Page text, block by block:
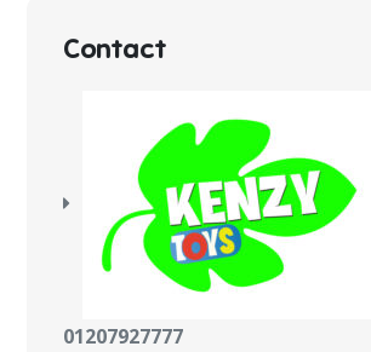
Contact
01207927777